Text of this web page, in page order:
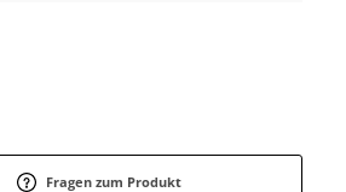
Fragen zum Produkt